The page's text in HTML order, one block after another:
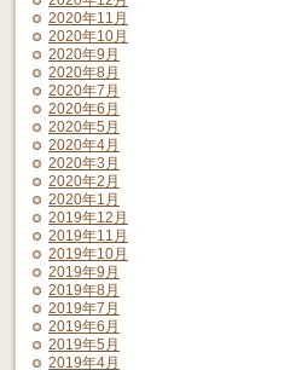
2020年11月
2020年10月
2020年9月
2020年8月
2020年7月
2020年6月
2020年5月
2020年4月
2020年3月
2020年2月
2020年1月
2019年12月
2019年11月
2019年10月
2019年9月
2019年8月
2019年7月
2019年6月
2019年5月
2019年4月